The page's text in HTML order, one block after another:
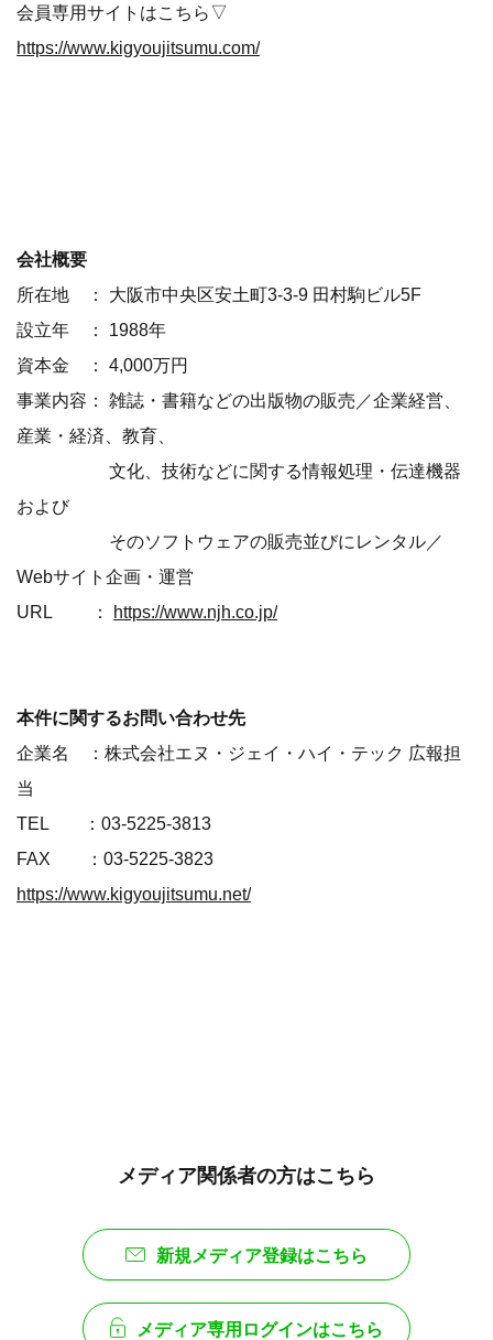
会員専用サイトはこちら▽
https://www.kigyoujitsumu.com/
会社概要
所在地 ： 大阪市中央区安土町3-3-9 田村駒ビル5F
設立年 ： 1988年
資本金 ： 4,000万円
事業内容： 雑誌・書籍などの出版物の販売／企業経営、
産業・経済、教育、
文化、技術などに関する情報処理・伝達機器
および
そのソフトウェアの販売並びにレンタル／
Webサイト企画・運営
URL ： https://www.njh.co.jp/
本件に関するお問い合わせ先
企業名 ：株式会社エヌ・ジェイ・ハイ・テック 広報担
当
TEL ：03-5225-3813
FAX ：03-5225-3823
https://www.kigyoujitsumu.net/
メディア関係者の方はこちら
新規メディア登録はこちら
メディア専用ログインはこちら